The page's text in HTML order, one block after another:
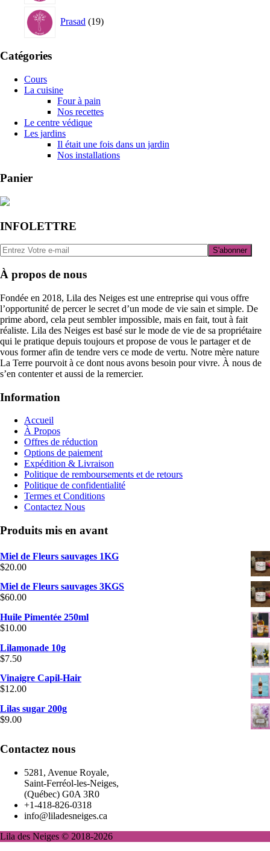
Prasad 19produits
Catégories
Cours
La cuisine
Four à pain
Nos recettes
Le centre védique
Les jardins
Il était une fois dans un jardin
Nos installations
Panier
INFOLETTRE
À propos de nous
Fondée en 2018, Lila des Neiges est une entreprise qui vous offre
l’opportunité de percer le secret d’un mode de vie sain et simple. De
prime abord, cela peut sembler impossible, mais en fait, tout à fait
réaliste. Lila des Neiges est basé sur le mode de vie de sa propriétaire
qui le pratique depuis toujours et propose de vous le partager et de
vous former afin de tendre vers ce mode de vertu. Notre mère nature
La Terre pourvoit à ce dont nous avons besoin pour vivre. À nous de
s’en contenter et aussi de la remercier.
Information
Accueil
À Propos
Offres de réduction
Options de paiement
Expédition & Livraison
Politique de remboursements et de retours
Politique de confidentialité
Termes et Conditions
Contactez Nous
Produits mis en avant
Miel de Fleurs sauvages 1KG
$20.00
Miel de Fleurs sauvages 3KGS
$60.00
Huile Pimentée 250ml
$10.00
Lilamonade 10g
$7.50
Vinaigre Capil-Hair
$12.00
Lilas sugar 200g
$9.00
Contactez nous
5281, Avenue Royale,
Saint-Ferréol-les-Neiges,
(Québec) G0A 3R0
+1-418-826-0318
info@liladesneiges.ca
Lila des Neiges © 2018-2026